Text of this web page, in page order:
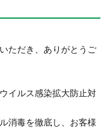
ただき、ありがとうご
イルス感染拡大防止対
消毒を徹底し、お客様